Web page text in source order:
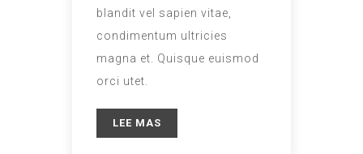
blandit vel sapien vitae,
condimentum ultricies
magna et. Quisque euismod
orci utet.
LEE MAS